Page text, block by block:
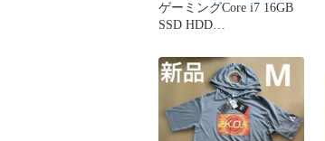
ゲーミングCore i7 16GB
SSD HDD